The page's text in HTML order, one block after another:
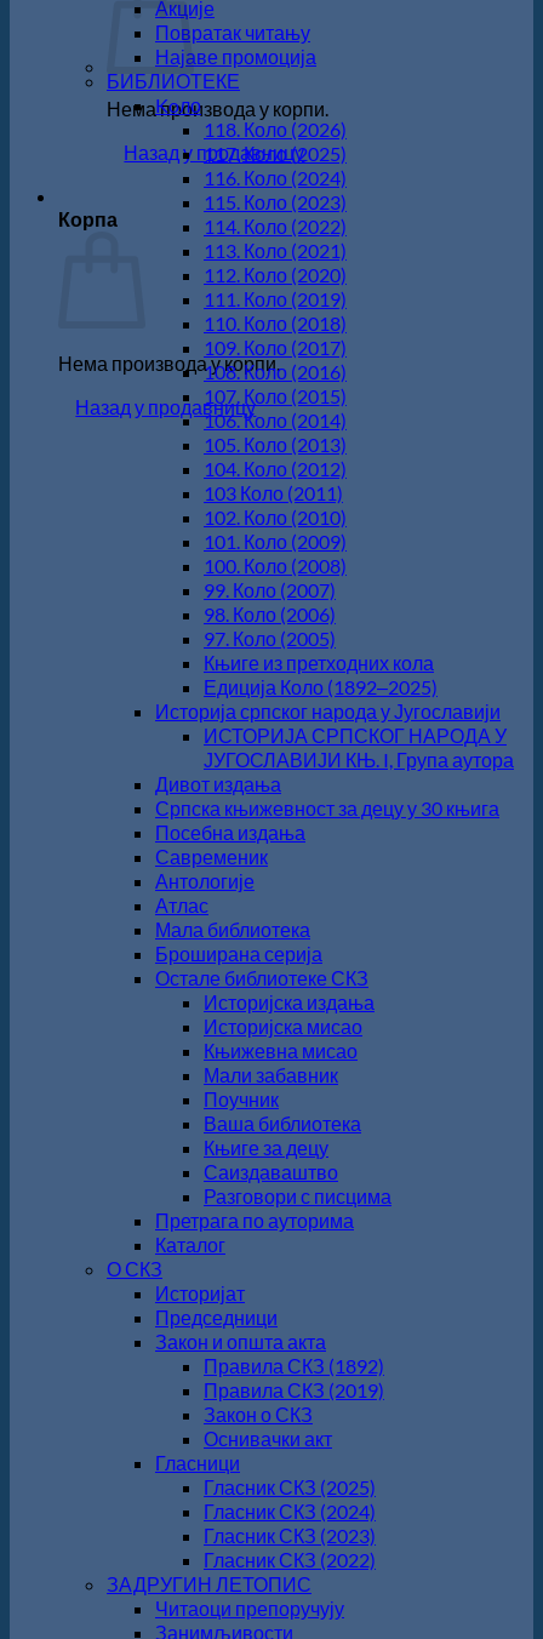
Нема производа у корпи.
Назад у продавницу
Корпа
Нема производа у корпи.
Назад у продавницу
Акције
Повратак читању
Најаве промоција
БИБЛИОТЕКЕ
Koло
118. Коло (2026)
117. Коло (2025)
116. Коло (2024)
115. Коло (2023)
114. Коло (2022)
113. Коло (2021)
112. Коло (2020)
111. Коло (2019)
110. Коло (2018)
109. Коло (2017)
108. Коло (2016)
107. Коло (2015)
106. Коло (2014)
105. Коло (2013)
104. Коло (2012)
103 Коло (2011)
102. Коло (2010)
101. Коло (2009)
100. Коло (2008)
99. Коло (2007)
98. Коло (2006)
97. Коло (2005)
Књиге из претходних кола
Едиција Коло (1892‒2025)
Историја српског народа у Југославији
ИСТОРИЈА СРПСКОГ НАРОДА У
ЈУГОСЛАВИЈИ КЊ. I, Група аутора
Дивот издања
Српска књижевност за децу у 30 књига
Посебна издања
Савременик
Антологије
Атлас
Мала библиотека
Броширана серија
Остале библиотеке СКЗ
Историјска издања
Историјска мисао
Књижевна мисао
Мали забавник
Поучник
Ваша библиотека
Књиге за децу
Саиздаваштво
Разговори с писцима
Претрага по ауторима
Каталог
О СКЗ
Историјат
Председници
Закон и општа акта
Правила СКЗ (1892)
Правила СКЗ (2019)
Закон о СКЗ
Оснивачки акт
Гласници
Гласник СКЗ (2025)
Гласник СКЗ (2024)
Гласник СКЗ (2023)
Гласник СКЗ (2022)
ЗАДРУГИН ЛЕТОПИС
Читаоци препоручују
Занимљивости